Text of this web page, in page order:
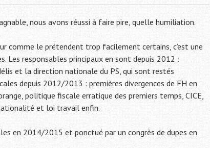
nous avons réussi à faire pire, quelle humiliation.
comme le prétendent trop facilement certains, c’est une
Les responsables principaux en sont depuis 2012 :
et la direction nationale du PS, qui sont restés
depuis 2012/2013 : premières divergences de FH en
politique fiscale erratique des premiers temps, CICE,
et loi travail enfin.
en 2014/2015 et ponctué par un congrès de dupes en